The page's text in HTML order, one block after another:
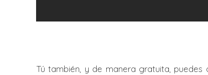
Tú también, y de manera gratuita,